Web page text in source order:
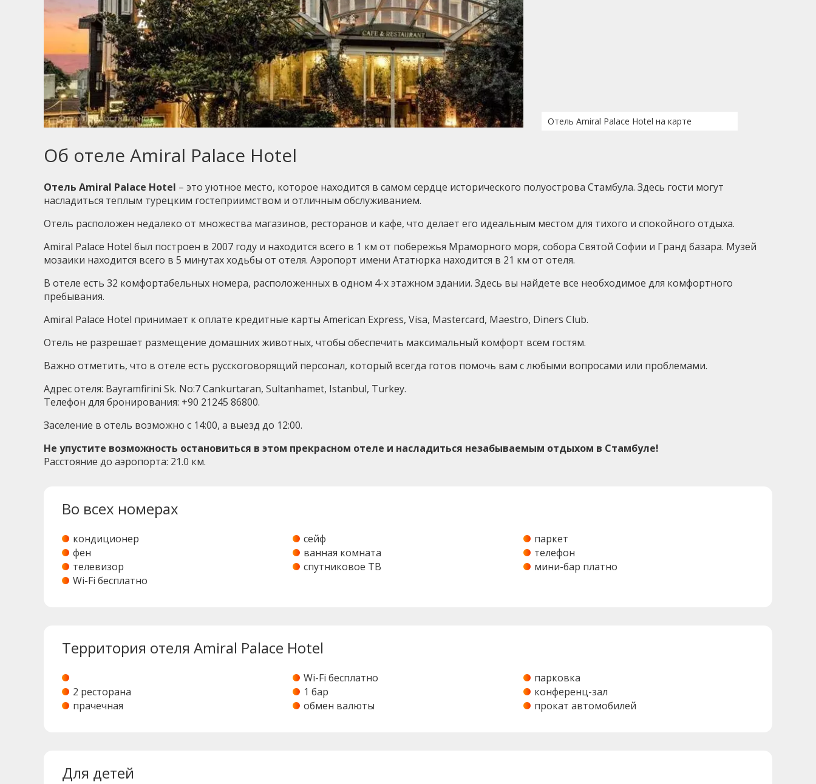
Отель Amiral Palace Hotel на карте
Об отеле Amiral Palace Hotel
Отель Amiral Palace Hotel – это уютное место, которое находится в самом сердце исторического полуострова Стамбула. Здесь гости могут
насладиться теплым турецким гостеприимством и отличным обслуживанием.
Отель расположен недалеко от множества магазинов, ресторанов и кафе, что делает его идеальным местом для тихого и спокойного отдыха.
Amiral Palace Hotel был построен в 2007 году и находится всего в 1 км от побережья Мраморного моря, собора Святой Софии и Гранд базара. Музей
мозаики находится всего в 5 минутах ходьбы от отеля. Аэропорт имени Ататюрка находится в 21 км от отеля.
В отеле есть 32 комфортабельных номера, расположенных в одном 4-х этажном здании. Здесь вы найдете все необходимое для комфортного
пребывания.
Amiral Palace Hotel принимает к оплате кредитные карты American Express, Visa, Mastercard, Maestro, Diners Club.
Отель не разрешает размещение домашних животных, чтобы обеспечить максимальный комфорт всем гостям.
Важно отметить, что в отеле есть русскоговорящий персонал, который всегда готов помочь вам с любыми вопросами или проблемами.
Адрес отеля: Bayramfirini Sk. No:7 Cankurtaran, Sultanhamet, Istanbul, Turkey.
Телефон для бронирования: +90 21245 86800.
Заселение в отель возможно с 14:00, а выезд до 12:00.
Не упустите возможность остановиться в этом прекрасном отеле и насладиться незабываемым отдыхом в Стамбуле!
Расстояние до аэропорта: 21.0 км.
Во всех номерах
кондиционер сейф
паркет
фен
ванная комната
телефон
телевизор
спутниковое ТВ
мини-бар платно
Wi-Fi бесплатно
Территория отеля Amiral Palace Hotel
Wi-Fi бесплатно
парковка
2 ресторана
1 бар
конференц-зал
прачечная
обмен валюты прокат автомобилей
Для детей